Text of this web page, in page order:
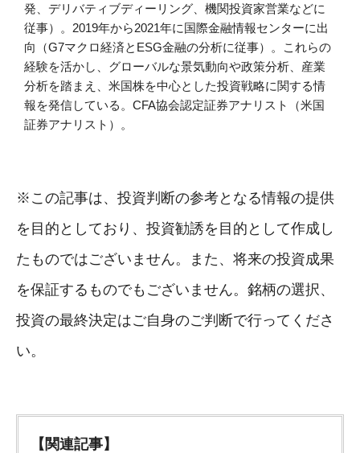
発、デリバティブディーリング、機関投資家営業などに
従事）。2019年から2021年に国際金融情報センターに出
向（G7マクロ経済とESG金融の分析に従事）。これらの
経験を活かし、グローバルな景気動向や政策分析、産業
分析を踏まえ、米国株を中心とした投資戦略に関する情
報を発信している。CFA協会認定証券アナリスト（米国
証券アナリスト）。
※この記事は、投資判断の参考となる情報の提供
を目的としており、投資勧誘を目的として作成し
たものではございません。また、将来の投資成果
を保証するものでもございません。銘柄の選択、
投資の最終決定はご自身のご判断で行ってくださ
い。
【関連記事】